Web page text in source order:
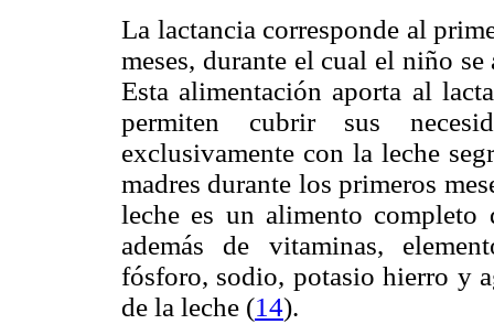
La lactancia corresponde al
meses, durante el cual el niño
Esta alimentación aporta al
permiten cubrir sus
exclusivamente con la leche
madres durante los primeros
leche es un alimento
además de vitaminas,
fósforo, sodio, potasio hierro y
de la leche (14).